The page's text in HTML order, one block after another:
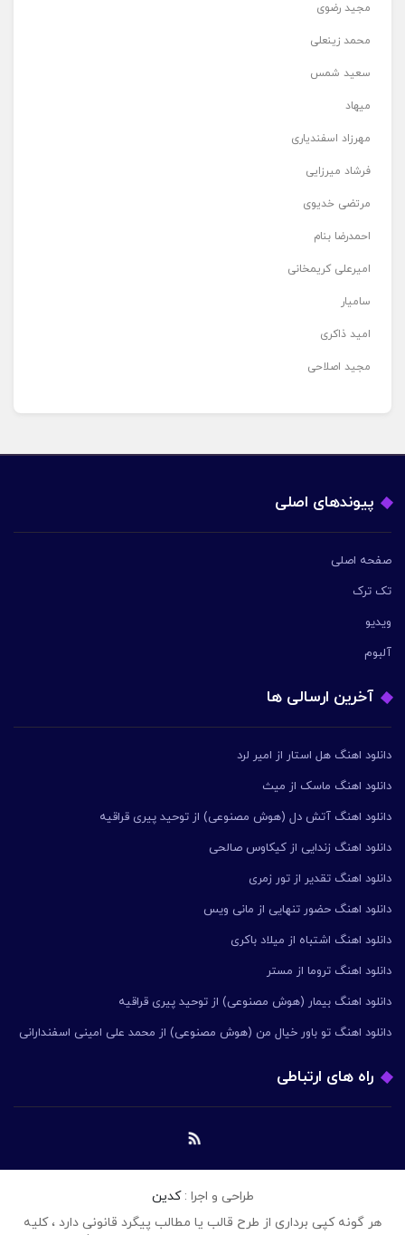
مجید رضوی
محمد زینعلی
سعید شمس
میهاد
مهرزاد اسفندیاری
فرشاد میرزایی
مرتضی خدیوی
احمدرضا بنام
امیرعلی کریمخانی
سامیار
امید ذاکری
مجید اصلاحی
پیوندهای اصلی
صفحه اصلی
تک ترک
ویدیو
آلبوم
آخرین ارسالی ها
دانلود اهنگ هل استار از امیر لرد
دانلود اهنگ ماسک از میث
دانلود اهنگ آتش دل (هوش مصنوعی) از توحید پیری قراقیه
دانلود اهنگ زندایی از کیکاوس صالحی
دانلود اهنگ تقدیر از تور زمری
دانلود اهنگ حضور تنهایی از مانی ویس
دانلود اهنگ اشتباه از میلاد باکری
دانلود اهنگ تروما از مستر
دانلود اهنگ بیمار (هوش مصنوعی) از توحید پیری قراقیه
دانلود اهنگ تو باور خیال من (هوش مصنوعی) از محمد علی امینی اسفندارانی
راه های ارتباطی
طراحی و اجرا :کدین
هر گونه کپی برداری از طرح قالب یا مطالب پیگرد قانونی دارد ، کلیه